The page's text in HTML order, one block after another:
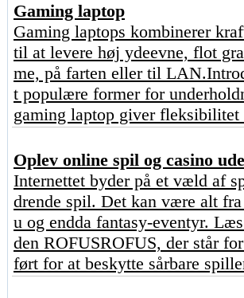
Gaming laptop
Gaming laptops kombinerer
til at levere høj ydeevne, flot
me, på farten eller til
t populære former for
gaming laptop giver fleksibilitet
Oplev online spil og casino
Internettet byder på et væld af
drende spil. Det kan være alt
u og endda fantasy-eventyr.
den ROFUSROFUS, der står
ført for at beskytte sårbare